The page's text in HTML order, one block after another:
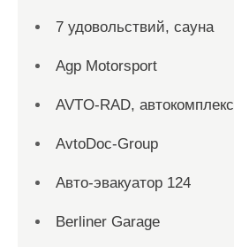
7 удовольствий, сауна
Agp Motorsport
AVTO-RAD, автокомплекс
AvtoDoc-Group
Aвто-эвакуатор 124
Berliner Garage